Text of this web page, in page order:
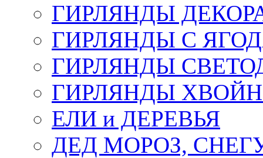
ГИРЛЯНДЫ
ГИРЛЯНДЫ С
ГИРЛЯНДЫ
ГИРЛЯНДЫ
ЕЛИ и ДЕРЕВЬЯ
ДЕД МОРОЗ,